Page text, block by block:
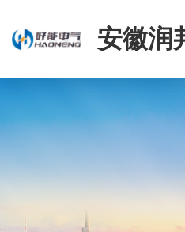
安徽润